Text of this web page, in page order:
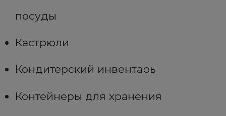
посуды
Кастрюли
Кондитерский инвентарь
Контейнеры для хранения